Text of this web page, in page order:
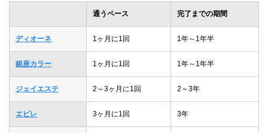
通うペース 完了までの期間
ディオーネ 1ヶ月に1回 1年～1年半
銀座カラー 1ヶ月に1回 1年～1年半
ジェイエステ 2～3ヶ月に1回 2～3年
エピレ 3ヶ月に1回 3年